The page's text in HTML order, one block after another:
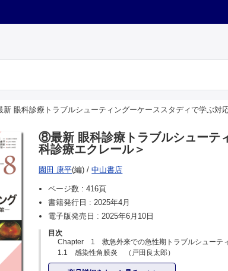
眼科診療トラブルシューティングーケーススタディで学ぶ対
⑧最新 眼科診療トラブルシューテ
科診療エクレール＞
園田 康平(編) /中山書店
ページ数 :416頁
書籍発行日 :2025年4月
電子版発売日 :2025年6月10日
目次
Chapter 1 救急外来での急性期トラブルシューテ
1.1 感染性角膜炎 （戸田良太郎）
1.2 高眼圧 （金子 優）